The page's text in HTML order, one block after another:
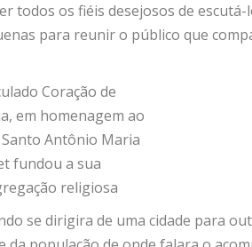
todos os fiéis desejosos de
para reunir o público que
Coração de
em homenagem ao
Antônio Maria
fundou a sua
religiosa
se dirigira de uma cidade para